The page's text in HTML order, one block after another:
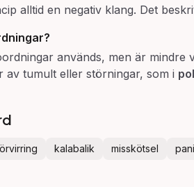
alltid en negativ klang. Det
?
används, men är mindre
av tumult eller störningar, som i
kalabalik misskötsel